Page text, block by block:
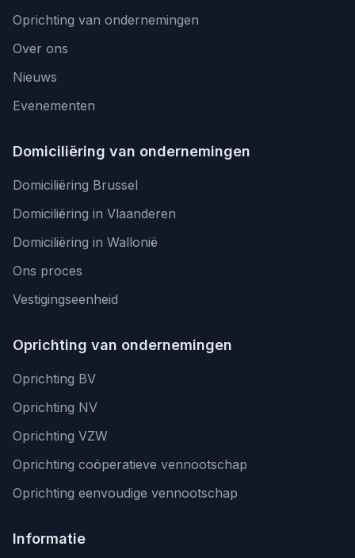
Oprichting van ondernemingen
Over ons
Nieuws
Evenementen
Domiciliëring van ondernemingen
Domiciliëring Brussel
Domiciliëring in Vlaanderen
Domiciliëring in Wallonië
Ons proces
Vestigingseenheid
Oprichting van ondernemingen
Oprichting BV
Oprichting NV
Oprichting VZW
Oprichting coöperatieve vennootschap
Oprichting eenvoudige vennootschap
Informatie